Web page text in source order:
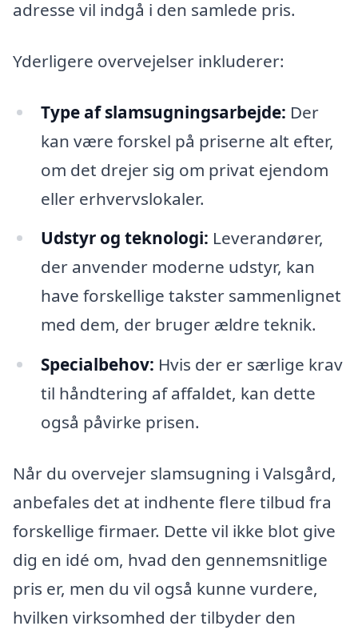
adresse vil indgå i den samlede pris.
Yderligere overvejelser inkluderer:
Type af slamsugningsarbejde: Der
kan være forskel på priserne alt efter,
om det drejer sig om privat ejendom
eller erhvervslokaler.
Udstyr og teknologi: Leverandører,
der anvender moderne udstyr, kan
have forskellige takster sammenlignet
med dem, der bruger ældre teknik.
Specialbehov: Hvis der er særlige krav
til håndtering af affaldet, kan dette
også påvirke prisen.
Når du overvejer slamsugning i Valsgård,
anbefales det at indhente flere tilbud fra
forskellige firmaer. Dette vil ikke blot give
dig en idé om, hvad den gennemsnitlige
pris er, men du vil også kunne vurdere,
hvilken virksomhed der tilbyder den